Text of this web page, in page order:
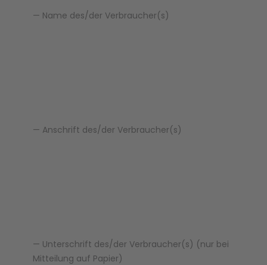
— Name des/der Verbraucher(s)
— Anschrift des/der Verbraucher(s)
— Unterschrift des/der Verbraucher(s) (nur bei
Mitteilung auf Papier)